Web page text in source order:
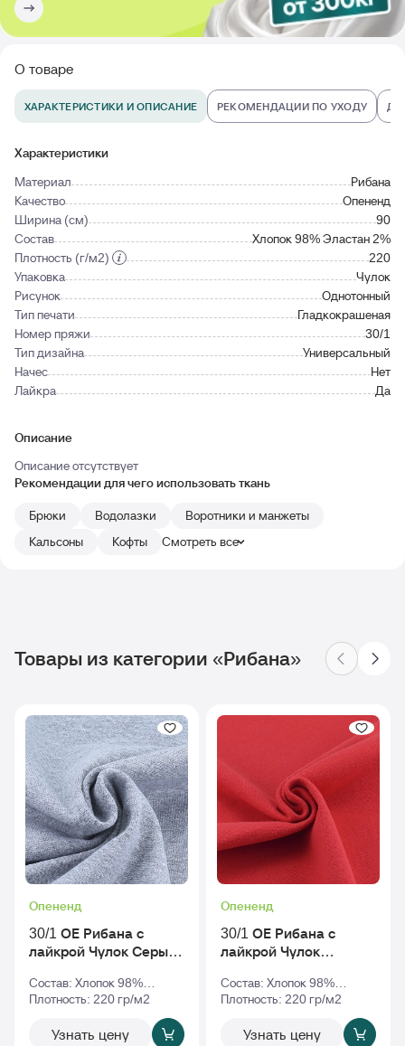
О товаре
ХАРАКТЕРИСТИКИ И ОПИСАНИЕ РЕКОМЕНДАЦИИ ПО УХОДУ
Характеристики
Материал
Рибана
Качество
Опененд
Ширина (см)
90
Состав
Хлопок 98% Эластан 2%
Плотность (г/м2)
220
Упаковка
Чулок
Рисунок
Однотонный
Тип печати
Гладкокрашеная
Номер пряжи
30/1
Тип дизайна
Универсальный
Начес
Нет
Лайкра
Да
Описание
Описание отсутствует
Рекомендации для чего использовать ткань
Брюки
Водолазки
Воротники и манжеты
Кальсоны
Кофты Смотреть все
Товары из категории «Рибана»
Опененд
30/1 ОЕ Рибана с
лайкрой Чулок Серый-
Состав: Хлопок 98%
Эластан 2%
Плотность: 220 гр/м2
Узнать цену
Опененд
30/1 ОЕ Рибана с
лайкрой Чулок
Состав: Хлопок 98%
Эластан 2%
Плотность: 220 гр/м2
Узнать цену